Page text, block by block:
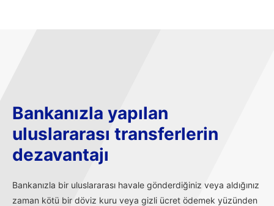
Bankanızla yapılan
uluslararası transferlerin
dezavantajı
Bankanızla bir uluslararası havale gönderdiğiniz veya aldığınız
zaman kötü bir döviz kuru veya gizli ücret ödemek yüzünden